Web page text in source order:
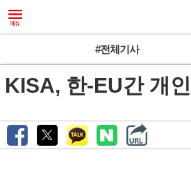
#전체기사
KISA, 한-EU간 개